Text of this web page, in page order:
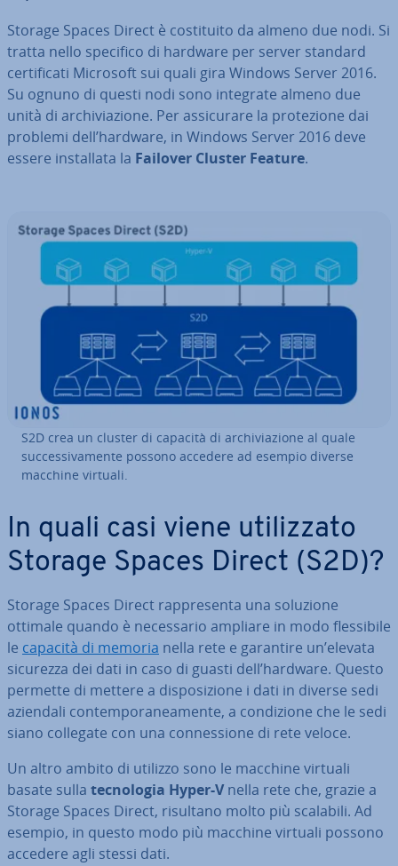
Storage Spaces Direct è co­sti­tui­to da almeno due nodi. Si
tratta nello specifico di hardware per server standard
cer­ti­fi­ca­ti Microsoft sui quali gira Windows Server 2016.
Su ognuno di questi nodi sono integrate almeno due
unità di ar­chi­via­zio­ne. Per as­si­cu­ra­re la pro­te­zio­ne dai
problemi dell’hardware, in Windows Server 2016 deve
essere in­stal­la­ta la Failover Cluster Feature.
S2D crea un cluster di capacità di ar­chi­via­zio­ne al quale
suc­ces­si­va­men­te possono accedere ad esempio diverse
macchine virtuali.
In quali casi viene uti­liz­za­to
Storage Spaces Direct (S2D)?
Storage Spaces Direct rap­pre­sen­ta una soluzione
ottimale quando è ne­ces­sa­rio ampliare in modo fles­si­bi­le
le capacità di memoria nella rete e garantire un’elevata
sicurezza dei dati in caso di guasti dell’hardware. Questo
permette di mettere a di­spo­si­zio­ne i dati in diverse sedi
aziendali con­tem­po­ra­nea­men­te, a con­di­zio­ne che le sedi
siano collegate con una con­nes­sio­ne di rete veloce.
Un altro ambito di utilizzo sono le macchine virtuali
basate sulla tec­no­lo­gia Hyper-Vnella rete che, grazie a
Storage Spaces Direct, risultano molto più scalabili. Ad
esempio, in questo modo più macchine virtuali possono
accedere agli stessi dati.